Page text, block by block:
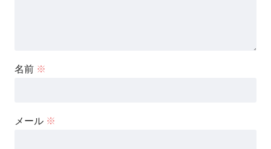
名前 ※
メール ※